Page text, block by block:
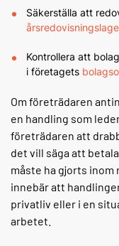
Säkerställa att
Kontrollera att
i företagets
Om företrädaren
en handling som
företrädaren att
det vill säga att
måste ha gjorts inom
innebär att
privatliv eller i en
arbetet.